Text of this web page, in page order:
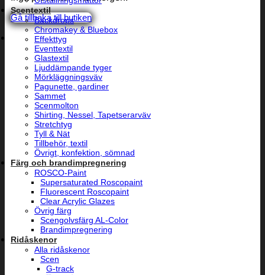
Gå tillbaka till butiken
Scentextil
Backdrops
Chromakey & Bluebox
Effekttyg
Eventtextil
Glastextil
Ljuddämpande tyger
Mörkläggningsväv
Pagunette, gardiner
Sammet
Scenmolton
Shirting, Nessel, Tapetserarväv
Stretchtyg
Tyll & Nät
Tillbehör, textil
Övrigt, konfektion, sömnad
Färg och brandimpregnering
ROSCO-Paint
Supersaturated Roscopaint
Fluorescent Roscopaint
Clear Acrylic Glazes
Övrig färg
Scengolvsfärg AL-Color
Brandimpregnering
Ridåskenor
Alla ridåskenor
Scen
G-track